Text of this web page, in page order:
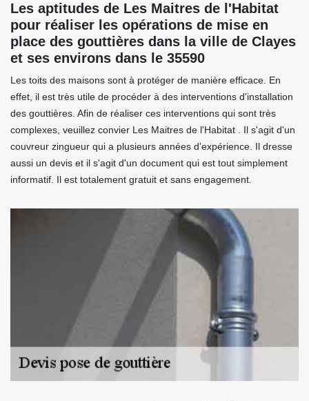
Les aptitudes de Les Maitres de l'Habitat
pour réaliser les opérations de mise en
place des gouttières dans la ville de Clayes
et ses environs dans le 35590
Les toits des maisons sont à protéger de manière efficace. En
effet, il est très utile de procéder à des interventions d'installation
des gouttières. Afin de réaliser ces interventions qui sont très
complexes, veuillez convier Les Maitres de l'Habitat . Il s'agit d'un
couvreur zingueur qui a plusieurs années d'expérience. Il dresse
aussi un devis et il s'agit d'un document qui est tout simplement
informatif. Il est totalement gratuit et sans engagement.